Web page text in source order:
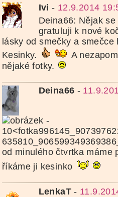
Ivi - 12.9.2014
Deina66: Nějak
gratuluji k nové
lásky od smečky a
Kesinky.
A
nějaké fotky.
Deina66 -
od minulého čtvrtka máme
říkáme ji kesinko
LenkaT-